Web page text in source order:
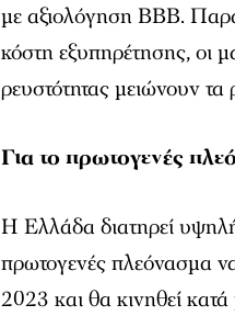
με αξιολόγηση ΒΒΒ.
κόστη εξυπηρέτησης, οι
ρευστότητας μειώνουν τα
Για το πρωτογενές
Η Ελλάδα διατηρεί
πρωτογενές πλεόνασμα
2023 και θα κινηθεί